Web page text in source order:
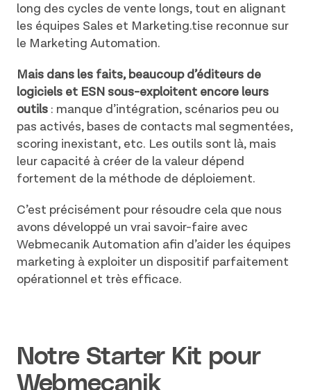
long des cycles de vente longs, tout en alignant
les équipes Sales et Marketing.tise reconnue sur
le Marketing Automation.
Mais dans les faits, beaucoup d’éditeurs de
logiciels et ESN sous-exploitent encore leurs
outils: manque d’intégration, scénarios peu ou
pas activés, bases de contacts mal segmentées,
scoring inexistant, etc. Les outils sont là, mais
leur capacité à créer de la valeur dépend
fortement de la méthode de déploiement.
C’est précisément pour résoudre cela que nous
avons développé un vrai savoir-faire avec
Webmecanik Automation afin d’aider les équipes
marketing à exploiter un dispositif parfaitement
opérationnel et très efficace.
Notre Starter Kit pour
Webmecanik